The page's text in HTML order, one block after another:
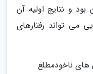
و نتایج اولیه آن
می تواند رفتارهای
ناخودمطلع